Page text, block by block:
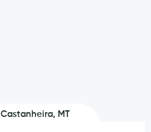
Castanheira, MT